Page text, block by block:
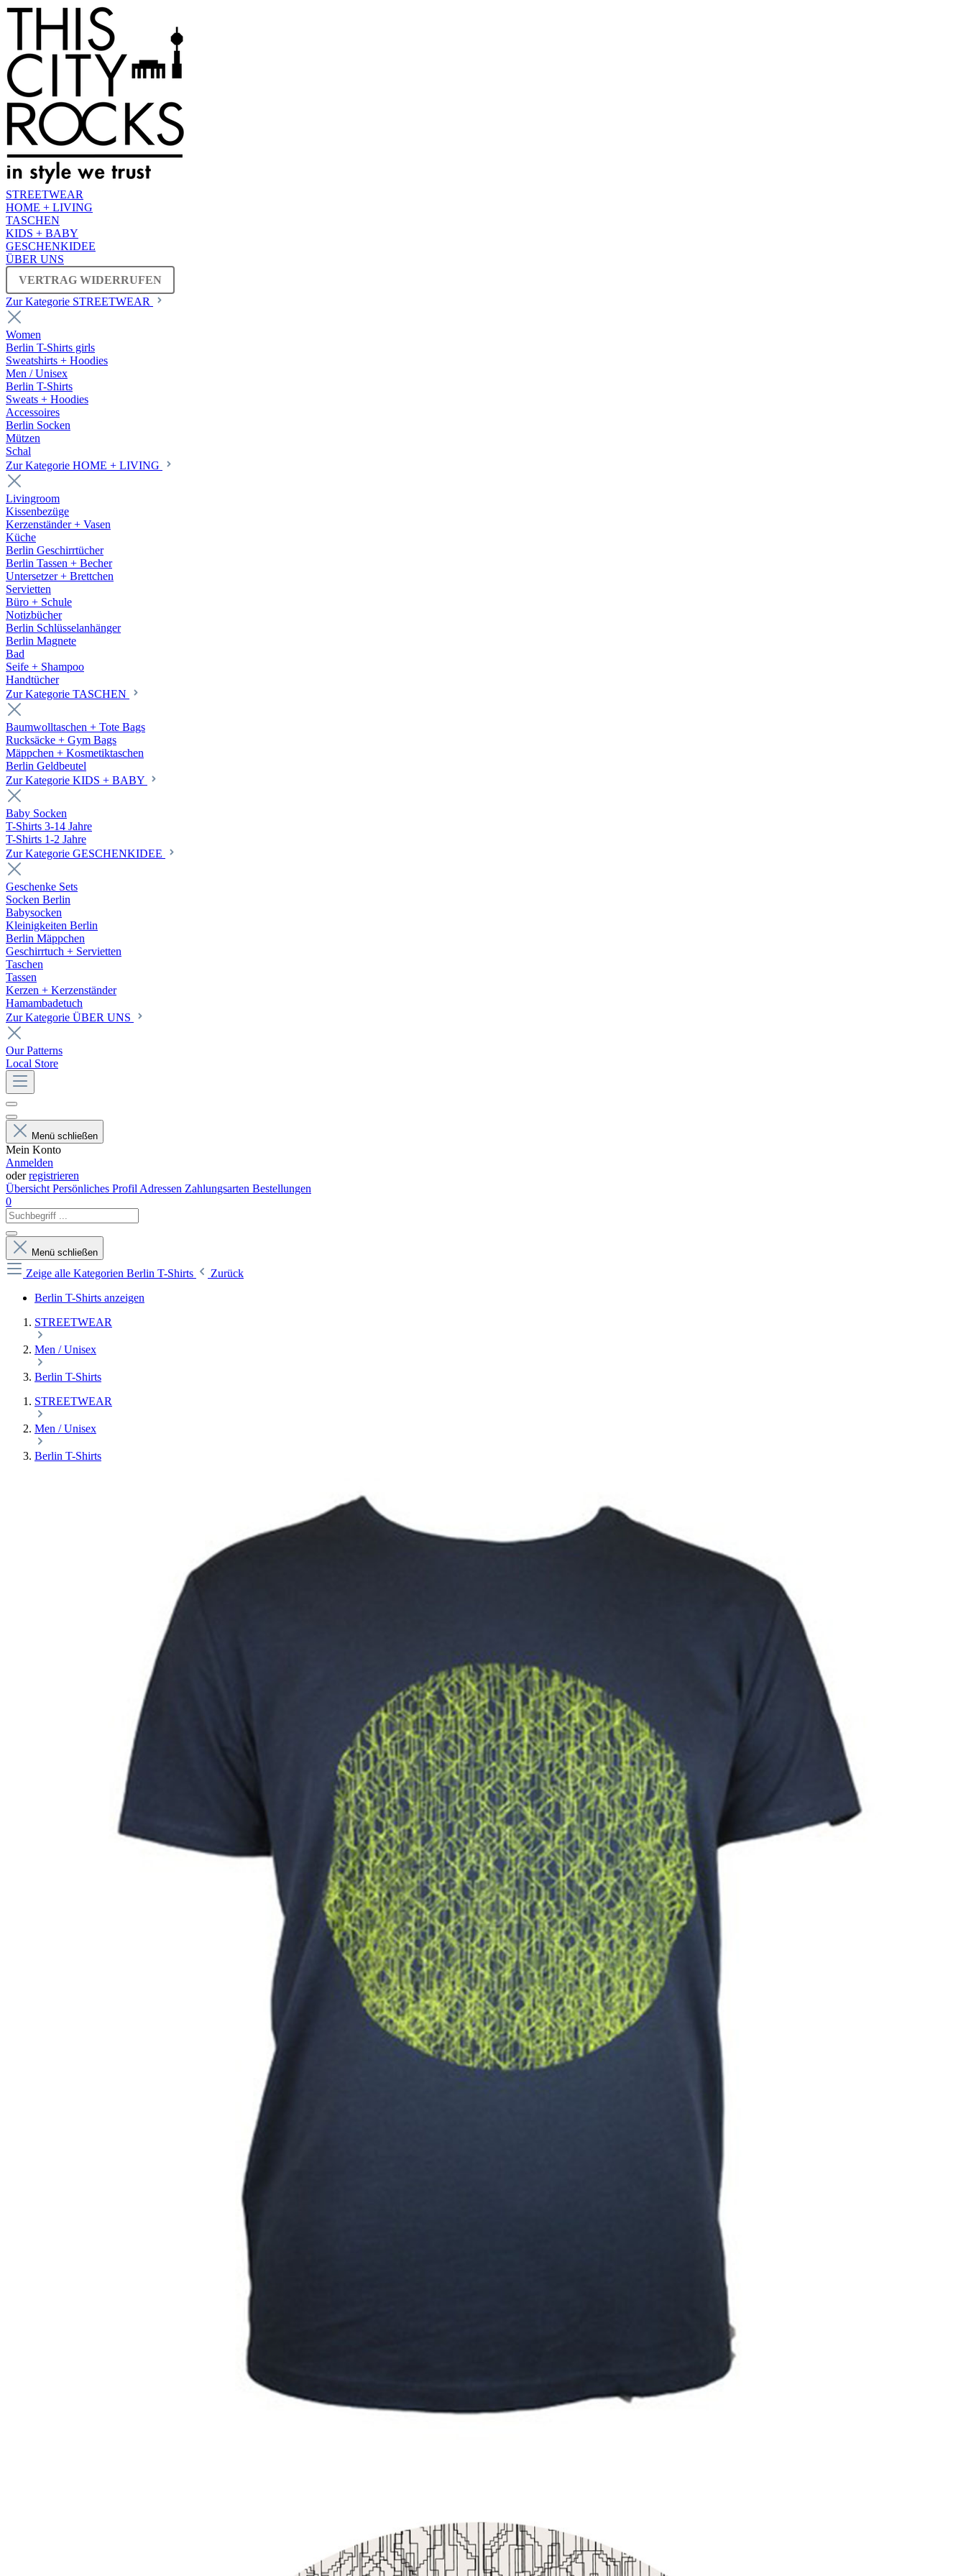
STREETWEAR
HOME + LIVING
TASCHEN
KIDS + BABY
GESCHENKIDEE
ÜBER UNS
VERTRAG WIDERRUFEN
Zur Kategorie STREETWEAR
Women
Berlin T-Shirts girls
Sweatshirts + Hoodies
Men / Unisex
Berlin T-Shirts
Sweats + Hoodies
Accessoires
Berlin Socken
Mützen
Schal
Zur Kategorie HOME + LIVING
Livingroom
Kissenbezüge
Kerzenständer + Vasen
Küche
Berlin Geschirrtücher
Berlin Tassen + Becher
Untersetzer + Brettchen
Servietten
Büro + Schule
Notizbücher
Berlin Schlüsselanhänger
Berlin Magnete
Bad
Seife + Shampoo
Handtücher
Zur Kategorie TASCHEN
Baumwolltaschen + Tote Bags
Rucksäcke + Gym Bags
Mäppchen + Kosmetiktaschen
Berlin Geldbeutel
Zur Kategorie KIDS + BABY
Baby Socken
T-Shirts 3-14 Jahre
T-Shirts 1-2 Jahre
Zur Kategorie GESCHENKIDEE
Geschenke Sets
Socken Berlin
Babysocken
Kleinigkeiten Berlin
Berlin Mäppchen
Geschirrtuch + Servietten
Taschen
Tassen
Kerzen + Kerzenständer
Hamambadetuch
Zur Kategorie ÜBER UNS
Our Patterns
Local Store
Menü schließen
Mein Konto
Anmelden
oderregistrieren
Übersicht Persönliches Profil Adressen Zahlungsarten Bestellungen
0
Menü schließen
Zeige alle Kategorien Berlin T-Shirts
Zurück
Berlin T-Shirts anzeigen
STREETWEAR
Men / Unisex
Berlin T-Shirts
STREETWEAR
Men / Unisex
Berlin T-Shirts